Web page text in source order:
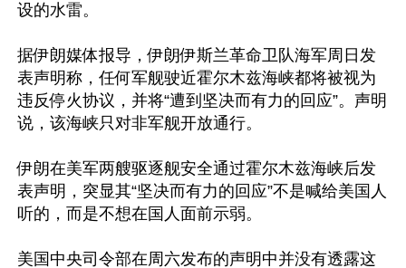
设的水雷。
据伊朗媒体报导，伊朗伊斯兰革命卫队海军周日发
表声明称，任何军舰驶近霍尔木兹海峡都将被视为
违反停火协议，并将“遭到坚决而有力的回应”。声明
说，该海峡只对非军舰开放通行。
伊朗在美军两艘驱逐舰安全通过霍尔木兹海峡后发
表声明，突显其“坚决而有力的回应”不是喊给美国人
听的，而是不想在国人面前示弱。
美国中央司令部在周六发布的声明中并没有透露这